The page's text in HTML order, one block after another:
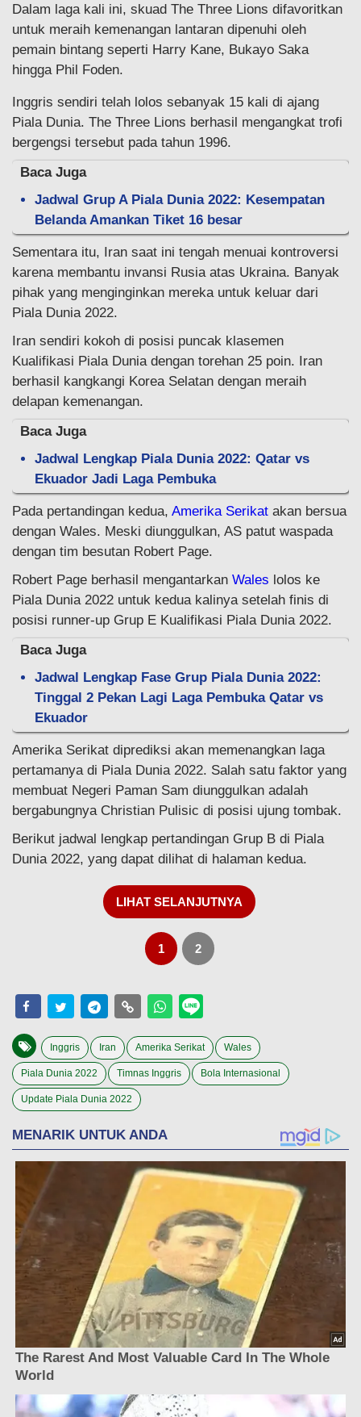
Dalam laga kali ini, skuad The Three Lions difavoritkan
untuk meraih kemenangan lantaran dipenuhi oleh
pemain bintang seperti Harry Kane, Bukayo Saka
hingga Phil Foden.
Inggris sendiri telah lolos sebanyak 15 kali di ajang
Piala Dunia. The Three Lions berhasil mengangkat trofi
bergengsi tersebut pada tahun 1996.
Baca Juga
Jadwal Grup A Piala Dunia 2022: Kesempatan
Belanda Amankan Tiket 16 besar
Sementara itu, Iran saat ini tengah menuai kontroversi
karena membantu invansi Rusia atas Ukraina. Banyak
pihak yang menginginkan mereka untuk keluar dari
Piala Dunia 2022.
Iran sendiri kokoh di posisi puncak klasemen
Kualifikasi Piala Dunia dengan torehan 25 poin. Iran
berhasil kangkangi Korea Selatan dengan meraih
delapan kemenangan.
Baca Juga
Jadwal Lengkap Piala Dunia 2022: Qatar vs
Ekuador Jadi Laga Pembuka
Pada pertandingan kedua, Amerika Serikat akan bersua
dengan Wales. Meski diunggulkan, AS patut waspada
dengan tim besutan Robert Page.
Robert Page berhasil mengantarkan Wales lolos ke
Piala Dunia 2022 untuk kedua kalinya setelah finis di
posisi runner-up Grup E Kualifikasi Piala Dunia 2022.
Baca Juga
Jadwal Lengkap Fase Grup Piala Dunia 2022:
Tinggal 2 Pekan Lagi Laga Pembuka Qatar vs
Ekuador
Amerika Serikat diprediksi akan memenangkan laga
pertamanya di Piala Dunia 2022. Salah satu faktor yang
membuat Negeri Paman Sam diunggulkan adalah
bergabungnya Christian Pulisic di posisi ujung tombak.
Berikut jadwal lengkap pertandingan Grup B di Piala
Dunia 2022, yang dapat dilihat di halaman kedua.
LIHAT SELANJUTNYA
1 2
Inggris Iran Amerika Serikat Wales
Piala Dunia 2022 Timnas Inggris Bola Internasional
Update Piala Dunia 2022